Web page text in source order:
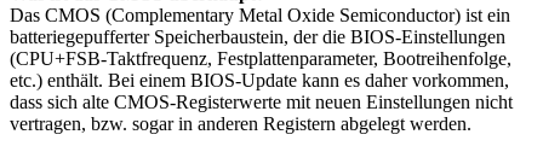
Das CMOS (Complementary Metal Oxide Semiconductor) ist ein
batteriegepufferter Speicherbaustein, der die BIOS-Einstellungen
(CPU+FSB-Taktfrequenz, Festplattenparameter, Bootreihenfolge,
etc.) enthält. Bei einem BIOS-Update kann es daher vorkommen,
dass sich alte CMOS-Registerwerte mit neuen Einstellungen nicht
vertragen, bzw. sogar in anderen Registern abgelegt werden.